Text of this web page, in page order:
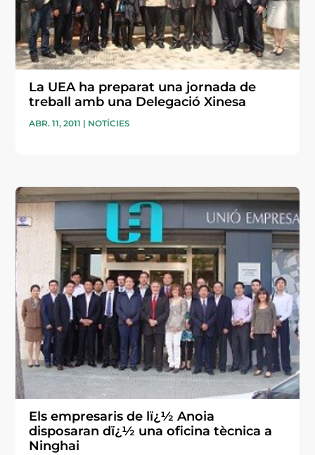
La UEA ha preparat una jornada de
treball amb una Delegació Xinesa
ABR. 11, 2011 | NOTÍCIES
Els empresaris de lï¿½ Anoia
disposaran dï¿½ una oficina tècnica a
Ninghai